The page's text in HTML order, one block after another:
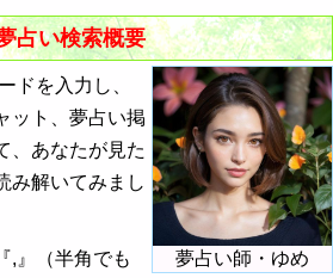
占い検索概要
夢占い師・ゆめ
を入力し、
ット、夢占い掲
、あなたが見た
み解いてみまし
,』（半角でも